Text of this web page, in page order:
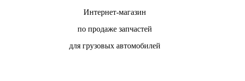
Интернет-магазин
по продаже запчастей
для грузовых автомобилей